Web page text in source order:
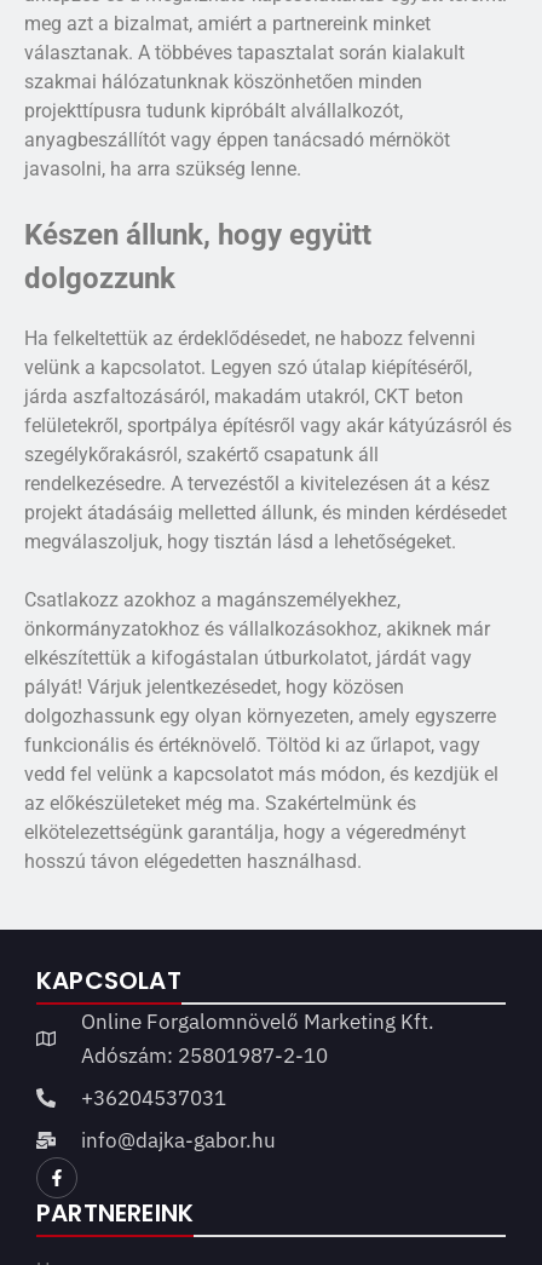
meg azt a bizalmat, amiért a partnereink minket
választanak. A többéves tapasztalat során kialakult
szakmai hálózatunknak köszönhetően minden
projekttípusra tudunk kipróbált alvállalkozót,
anyagbeszállítót vagy éppen tanácsadó mérnököt
javasolni, ha arra szükség lenne.
Készen állunk, hogy együtt
dolgozzunk
Ha felkeltettük az érdeklődésedet, ne habozz felvenni
velünk a kapcsolatot. Legyen szó útalap kiépítéséről,
járda aszfaltozásáról, makadám utakról, CKT beton
felületekről, sportpálya építésről vagy akár kátyúzásról és
szegélykőrakásról, szakértő csapatunk áll
rendelkezésedre. A tervezéstől a kivitelezésen át a kész
projekt átadásáig melletted állunk, és minden kérdésedet
megválaszoljuk, hogy tisztán lásd a lehetőségeket.
Csatlakozz azokhoz a magánszemélyekhez,
önkormányzatokhoz és vállalkozásokhoz, akiknek már
elkészítettük a kifogástalan útburkolatot, járdát vagy
pályát! Várjuk jelentkezésedet, hogy közösen
dolgozhassunk egy olyan környezeten, amely egyszerre
funkcionális és értéknövelő. Töltöd ki az űrlapot, vagy
vedd fel velünk a kapcsolatot más módon, és kezdjük el
az előkészületeket még ma. Szakértelmünk és
elkötelezettségünk garantálja, hogy a végeredményt
hosszú távon elégedetten használhasd.
KAPCSOLAT
Online Forgalomnövelő Marketing Kft.
Adószám: 25801987-2-10
+36204537031
info@dajka-gabor.hu
PARTNEREINK